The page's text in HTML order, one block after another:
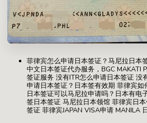
菲律宾怎么申请日本签证？马尼拉日本
中文日本签证代办服务，BGC MAKATI
签证服务 没有ITR怎么申请日本签证 没
申请日本签证？日本签有效期 菲律宾如
日本签证可以马尼拉申请吗？日本有电
签日本签证 马尼拉日本领馆 菲律宾日
签证 菲律宾JAPAN VISA申请 MANILA